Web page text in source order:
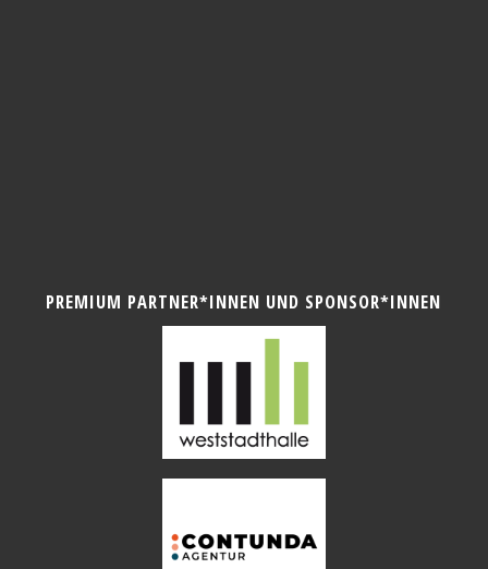
PREMIUM PARTNER*INNEN UND SPONSOR*INNEN